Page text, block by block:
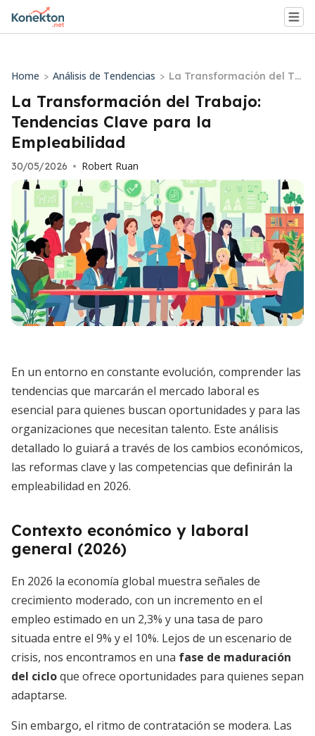
Home > Análisis de Tendencias > La Transformación del Tr
abajo: Tendencias Clave p
ara la Empleabilidad
La Transformación del Trabajo:
Tendencias Clave para la
Empleabilidad
30/05/2026 • Robert Ruan
En un entorno en constante evolución, comprender las
tendencias que marcarán el mercado laboral es
esencial para quienes buscan oportunidades y para las
organizaciones que necesitan talento. Este análisis
detallado lo guiará a través de los cambios económicos,
las reformas clave y las competencias que definirán la
empleabilidad en 2026.
Contexto económico y laboral
general (2026)
En 2026 la economía global muestra señales de
crecimiento moderado, con un incremento en el
empleo estimado en un 2,3% y una tasa de paro
situada entre el 9% y el 10%. Lejos de un escenario de
crisis, nos encontramos en una fase de maduración
del cicloque ofrece oportunidades para quienes sepan
adaptarse.
Sin embargo, el ritmo de contratación se modera. Las